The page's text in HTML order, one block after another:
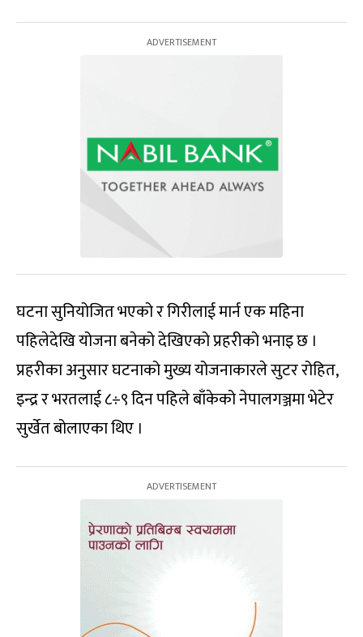
घटना सुनियोजित भएको र गिरीलाई मार्न एक महिना
पहिलेदेखि योजना बनेको देखिएको प्रहरीको भनाइ छ ।
प्रहरीका अनुसार घटनाको मुख्य योजनाकारले सुटर रोहित,
इन्द्र र भरतलाई ८÷९ दिन पहिले बाँकेको नेपालगञ्जमा भेटेर
सुर्खेत बोलाएका थिए ।